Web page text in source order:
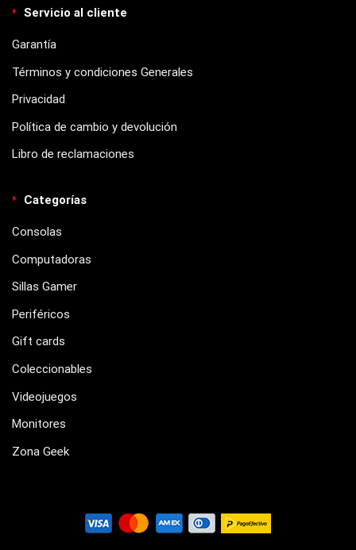
Servicio al cliente
Garantía
Términos y condiciones Generales
Privacidad
Política de cambio y devolución
Libro de reclamaciones
Categorías
Consolas
Computadoras
Sillas Gamer
Periféricos
Gift cards
Coleccionables
Videojuegos
Monitores
Zona Geek